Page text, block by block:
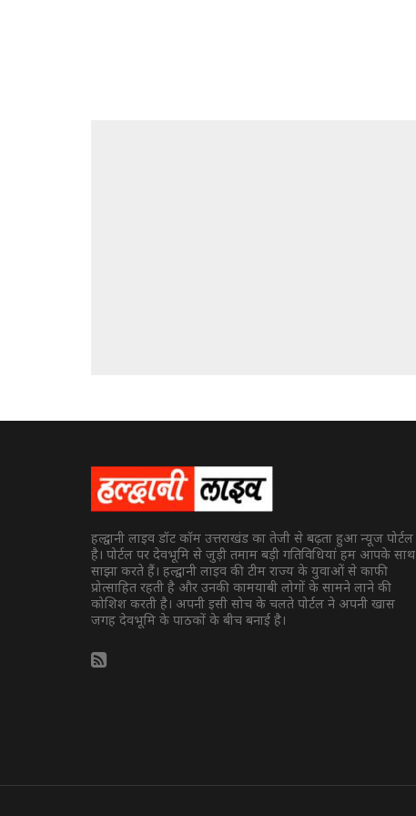
हल्द्वानी लाइव डॉट कॉम उत्तराखंड का तेजी से बढ़ता हुआ न्यूज पोर्टल
है। पोर्टल पर देवभूमि से जुड़ी तमाम बड़ी गतिविधियां हम आपके साथ
साझा करते हैं। हल्द्वानी लाइव की टीम राज्य के युवाओं से काफी
प्रोत्साहित रहती है और उनकी कामयाबी लोगों के सामने लाने की
कोशिश करती है। अपनी इसी सोच के चलते पोर्टल ने अपनी खास
जगह देवभूमि के पाठकों के बीच बनाई है।